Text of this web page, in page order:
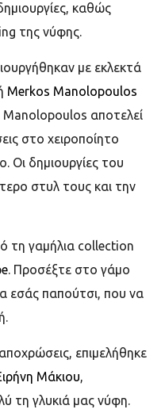
καθώς
της νύφης.
με εκλεκτά
Merkos Manolopoulos
αποτελεί
στο χειροποίητο
Οι δημιουργίες του
στυλ τους και την
τη γαμήλια collection
. Προσέξτε στο γάμο
εσάς παπούτσι, που να
επιμελήθηκε
Μάκιου,
τη γλυκιά μας νύφη.